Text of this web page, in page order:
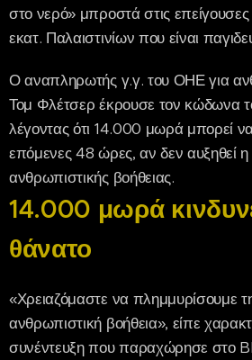
στο νερό» μπροστά στις
εκατ. Παλαιστινίων που είναι
Ο αναπληρωτής γ.γ. του ΟΗΕ για
Τομ Φλέτσερ έκρουσε τον κώδωνα
λέγοντας ότι 14.000 μωρά μπορεί
επόμενες 48 ώρες, αν δεν αυξηθεί η
ανθρωπιστικής βοήθειας.
14.000 μωρά
θάνατο
«Χρειαζόμαστε να πλημμυρίσουμε
ανθρωπιστική βοήθεια», είπε
συνέντευξη που παραχώρησε στο